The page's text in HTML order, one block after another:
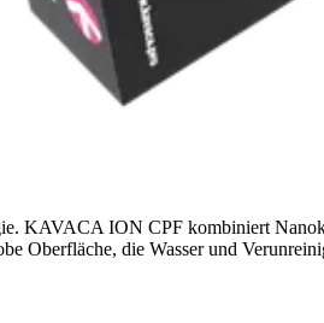
KAVACA ION CPF kombiniert
Oberfläche, die Wasser und